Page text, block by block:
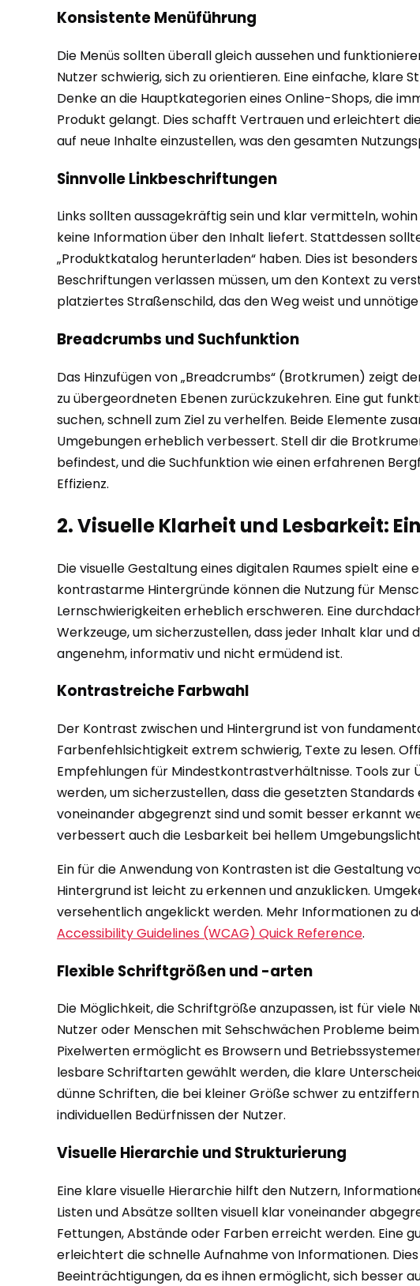
Konsistente Menüführung
Die Menüs sollten überall gleich aussehen und
Nutzer schwierig, sich zu orientieren. Eine einfache, klare
Denke an die Hauptkategorien eines Online-Shops, die
Produkt gelangt. Dies schafft Vertrauen und erleichtert
auf neue Inhalte einzustellen, was den gesamten
Sinnvolle Linkbeschriftungen
Links sollten aussagekräftig sein und klar vermitteln,
keine Information über den Inhalt liefert. Stattdessen
„Produktkatalog herunterladen“ haben. Dies ist
Beschriftungen verlassen müssen, um den Kontext zu
platziertes Straßenschild, das den Weg weist und
Breadcrumbs und Suchfunktion
Das Hinzufügen von „Breadcrumbs“ (Brotkrumen) zeigt
zu übergeordneten Ebenen zurückzukehren. Eine gut
suchen, schnell zum Ziel zu verhelfen. Beide Elemente
Umgebungen erheblich verbessert. Stell dir die
befindest, und die Suchfunktion wie einen erfahrenen
Effizienz.
2. Visuelle Klarheit und Lesbarkeit:
Die visuelle Gestaltung eines digitalen Raumes spielt
kontrastarme Hintergründe können die Nutzung für
Lernschwierigkeiten erheblich erschweren. Eine
Werkzeuge, um sicherzustellen, dass jeder Inhalt klar
angenehm, informativ und nicht ermüdend ist.
Kontrastreiche Farbwahl
Der Kontrast zwischen und Hintergrund ist von
Farbenfehlsichtigkeit extrem schwierig, Texte zu lesen.
Empfehlungen für Mindestkontrastverhältnisse. Tools
werden, um sicherzustellen, dass die gesetzten
voneinander abgegrenzt sind und somit besser erkannt
verbessert auch die Lesbarkeit bei hellem
Ein für die Anwendung von Kontrasten ist die Gestaltung
Hintergrund ist leicht zu erkennen und anzuklicken.
versehentlich angeklickt werden. Mehr Informationen zu
Accessibility Guidelines (WCAG) Quick Reference.
Flexible Schriftgrößen und -arten
Die Möglichkeit, die Schriftgröße anzupassen, ist für
Nutzer oder Menschen mit Sehschwächen Probleme
Pixelwerten ermöglicht es Browsern und
lesbare Schriftarten gewählt werden, die klare
dünne Schriften, die bei kleiner Größe schwer zu
individuellen Bedürfnissen der Nutzer.
Visuelle Hierarchie und Strukturierung
Eine klare visuelle Hierarchie hilft den Nutzern,
Listen und Absätze sollten visuell klar voneinander
Fettungen, Abstände oder Farben erreicht werden. Eine
erleichtert die schnelle Aufnahme von Informationen.
Beeinträchtigungen, da es ihnen ermöglicht, sich besser